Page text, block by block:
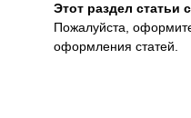
Этот раздел статьи
Пожалуйста,
оформления статей.